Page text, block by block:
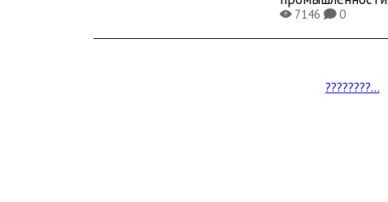
X7146K0
????????...